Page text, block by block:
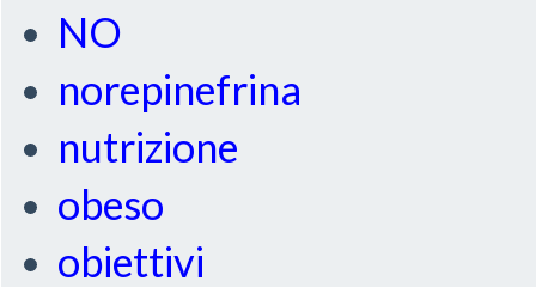
NO
norepinefrina
nutrizione
obeso
obiettivi